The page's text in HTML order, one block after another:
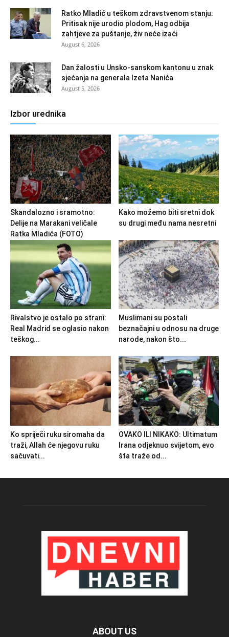
Ratko Mladić u teškom zdravstvenom stanju:
Pritisak nije urodio plodom, Hag odbija
zahtjeve za puštanje, živ neće izaći
August 6, 2026
Dan žalosti u Unsko-sanskom kantonu u znak
sjećanja na generala Izeta Nanića
August 5, 2026
Izbor urednika
Skandalozno i sramotno:
Delije na Marakani veličale
Ratka Mladića (FOTO)
Kako možemo biti sretni dok
su drugi među nama nesretni
Rivalstvo je ostalo po strani:
Real Madrid se oglasio nakon
teškog...
Muslimani su postali
beznačajni u odnosu na druge
narode, nakon što...
Ko spriječi ruku siromaha da
traži, Allah će njegovu ruku
sačuvati...
OVAKO ILI NIKAKO: Ultimatum
Irana odjeknuo svijetom, evo
šta traže od...
ABOUT US